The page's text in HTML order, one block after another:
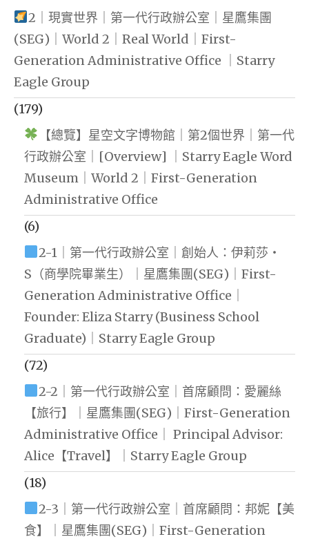
2｜現實世界｜第一代行政辦公室｜星鷹集團
(SEG)｜World 2｜Real World｜First-
Generation Administrative Office ｜Starry
Eagle Group
(179)
【總覽】星空文字博物館｜第2個世界｜第一代
行政辦公室｜[Overview] ｜Starry Eagle Word
Museum｜World 2｜First-Generation
Administrative Office
(6)
2-1｜第一代行政辦公室｜創始人：伊莉莎・
S（商學院畢業生）｜星鷹集團(SEG)｜First-
Generation Administrative Office｜
Founder: Eliza Starry (Business School
Graduate)｜Starry Eagle Group
(72)
2-2｜第一代行政辦公室｜首席顧問：愛麗絲
【旅行】｜星鷹集團(SEG)｜First-Generation
Administrative Office｜ Principal Advisor:
Alice【Travel】｜Starry Eagle Group
(18)
2-3｜第一代行政辦公室｜首席顧問：邦妮【美
食】｜星鷹集團(SEG)｜First-Generation